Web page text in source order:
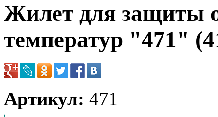
Жилет для защиты
температур "471"
Артикул: 471